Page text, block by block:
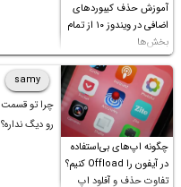
آموزش حذف کیبوردهای
اضافی در ویندوز ۱۰ از تمام
بخش‌ها
چگونه اپ‌های بی‌استفاده
در آیفون را Offload کنیم؟
تفاوت حذف و آفلود اپ
samy
رو دیگ نداره؟